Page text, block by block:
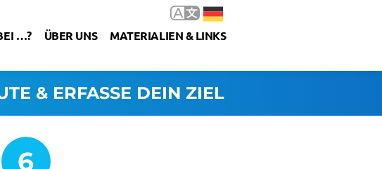
…? ÜBER UNS MATERIALIEN & LINKS
& ERFASSE DEIN ZIEL